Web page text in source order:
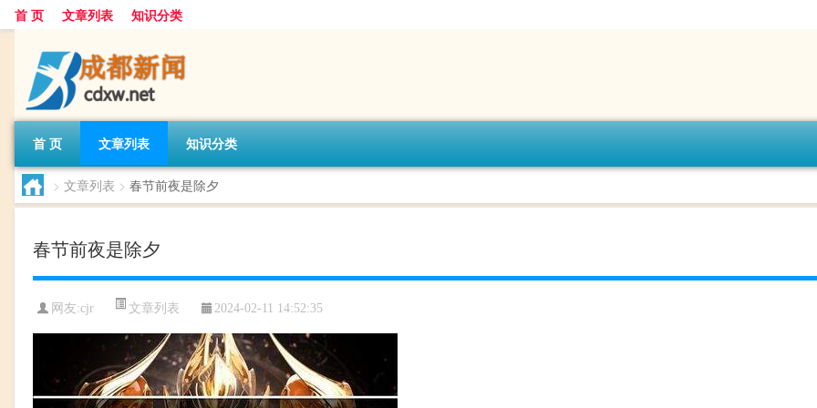
首 页 文章列表 知识分类
首 页 文章列表 知识分类
> 文章列表 > 春节前夜是除夕
春节前夜是除夕
网友:cjr 文章列表 2024-02-11 14:52:35